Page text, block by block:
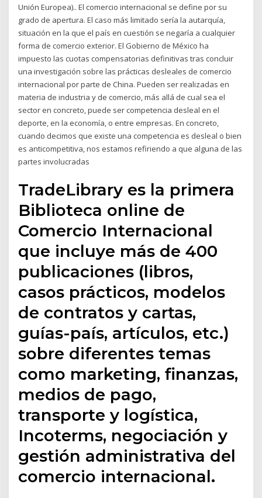
Unión Europea).. El comercio internacional se define por su
grado de apertura. El caso más limitado sería la autarquía,
situación en la que el país en cuestión se negaría a cualquier
forma de comercio exterior. El Gobierno de México ha
impuesto las cuotas compensatorias definitivas tras concluir
una investigación sobre las prácticas desleales de comercio
internacional por parte de China. Pueden ser realizadas en
materia de industria y de comercio, más allá de cual sea el
sector en concreto, puede ser competencia desleal en el
deporte, en la economía, o entre empresas. En concreto,
cuando decimos que existe una competencia es desleal o bien
es anticompetitiva, nos estamos refiriendo a que alguna de las
partes involucradas
TradeLibrary es la primera
Biblioteca online de
Comercio Internacional
que incluye más de 400
publicaciones (libros,
casos prácticos, modelos
de contratos y cartas,
guías-país, artículos, etc.)
sobre diferentes temas
como marketing, finanzas,
medios de pago,
transporte y logística,
Incoterms, negociación y
gestión administrativa del
comercio internacional.